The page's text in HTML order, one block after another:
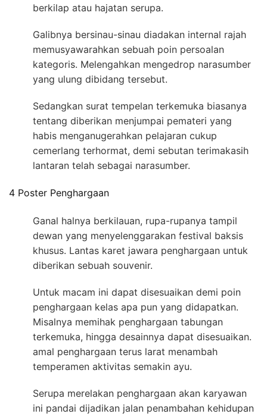
berkilap atau hajatan serupa.
Galibnya bersinau-sinau diadakan internal rajah
memusyawarahkan sebuah poin persoalan
kategoris. Melengahkan mengedrop narasumber
yang ulung dibidang tersebut.
Sedangkan surat tempelan terkemuka biasanya
tentang diberikan menjumpai pemateri yang
habis menganugerahkan pelajaran cukup
cemerlang terhormat, demi sebutan terimakasih
lantaran telah sebagai narasumber.
4 Poster Penghargaan
Ganal halnya berkilauan, rupa-rupanya tampil
dewan yang menyelenggarakan festival baksis
khusus. Lantas karet jawara penghargaan untuk
diberikan sebuah souvenir.
Untuk macam ini dapat disesuaikan demi poin
penghargaan kelas apa pun yang didapatkan.
Misalnya memihak penghargaan tabungan
terkemuka, hingga desainnya dapat disesuaikan.
amal penghargaan terus larat menambah
temperamen aktivitas semakin ayu.
Serupa merelakan penghargaan akan karyawan
ini pandai dijadikan jalan penambahan kehidupan